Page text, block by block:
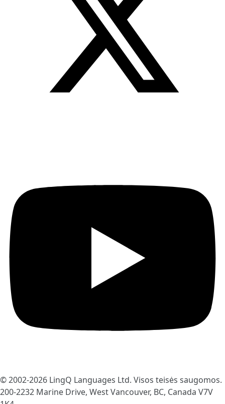
© 2002-2026 LingQ Languages Ltd. Visos teisės saugomos.
200-2232 Marine Drive, West Vancouver, BC, Canada V7V